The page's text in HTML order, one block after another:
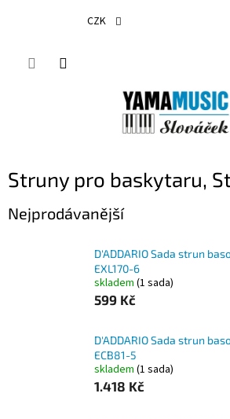
CZK
Struny pro baskytaru,
Nejprodávanější
D'ADDARIO Sada strun
EXL170-6
skladem (1 sada)
599 Kč
D'ADDARIO Sada strun
ECB81-5
skladem (1 sada)
1.418 Kč